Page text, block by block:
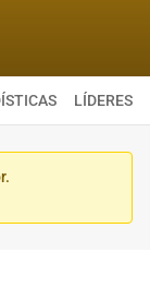
LÍDERES